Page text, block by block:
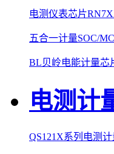
电测仪表芯片
五合一计量SOC/
BL贝岭电能计量芯
电测计
QS121X系列电测